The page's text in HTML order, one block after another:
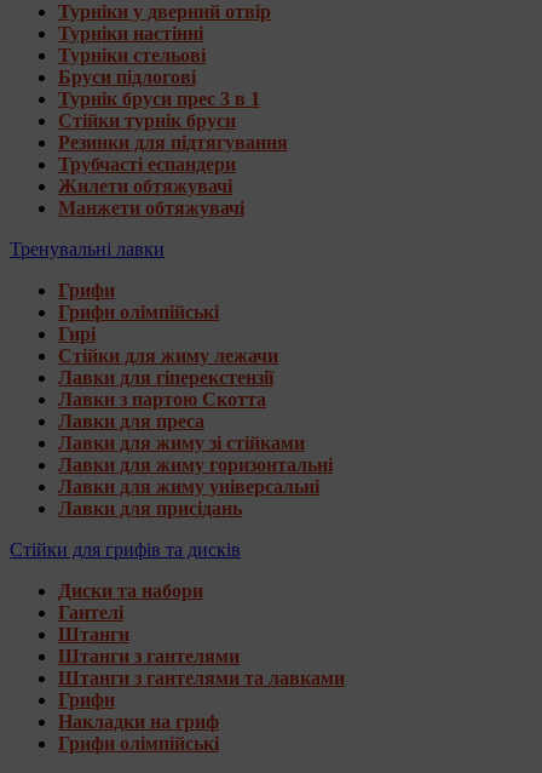
Турніки у дверний отвір
Турніки настінні
Турніки стельові
Бруси підлогові
Турнік бруси прес 3 в 1
Стійки турнік бруси
Резинки для підтягування
Трубчасті еспандери
Жилети обтяжувачі
Манжети обтяжувачі
Тренувальні лавки
Грифи
Грифи олімпійські
Гирі
Стійки для жиму лежачи
Лавки для гіперекстензії
Лавки з партою Скотта
Лавки для преса
Лавки для жиму зі стійками
Лавки для жиму горизонтальні
Лавки для жиму універсальні
Лавки для присідань
Стійки для грифів та дисків
Диски та набори
Гантелі
Штанги
Штанги з гантелями
Штанги з гантелями та лавками
Грифи
Накладки на гриф
Грифи олімпійські